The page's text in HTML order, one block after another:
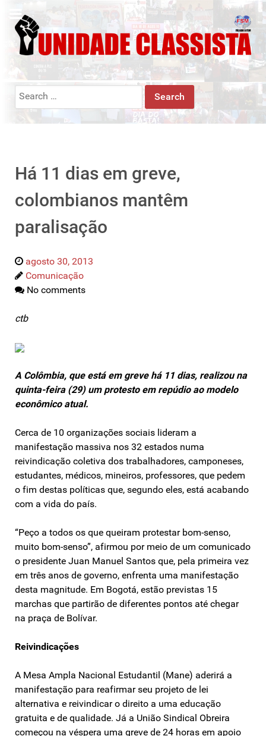
Search
Há 11 dias em greve,
colombianos mantêm
paralisação
agosto 30, 2013
Comunicação
No comments
ctb
A Colômbia, que está em greve há 11 dias, realizou na
quinta-feira (29) um protesto em repúdio ao modelo
econômico atual.
Cerca de 10 organizações sociais lideram a
manifestação massiva nos 32 estados numa
reivindicação coletiva dos trabalhadores, camponeses,
estudantes, médicos, mineiros, professores, que pedem
o fim destas políticas que, segundo eles, está acabando
com a vida do país.
“Peço a todos os que queiram protestar bom-senso,
muito bom-senso”, afirmou por meio de um comunicado
o presidente Juan Manuel Santos que, pela primeira vez
em três anos de governo, enfrenta uma manifestação
desta magnitude. Em Bogotá, estão previstas 15
marchas que partirão de diferentes pontos até chegar
na praça de Bolívar.
Reivindicações
A Mesa Ampla Nacional Estudantil (Mane) aderirá a
manifestação para reafirmar seu projeto de lei
alternativa e reivindicar o direito a uma educação
gratuita e de qualidade. Já a União Sindical Obreira
começou na véspera uma greve de 24 horas em apoio